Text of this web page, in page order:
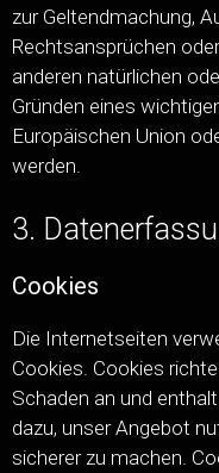
zur Geltendmachung,
Rechtsansprüchen
anderen natürlichen
Gründen eines
Europäischen Union
werden.
3.
Cookies
Die Internetseiten
Cookies. Cookies
Schaden an und
dazu, unser Angebot
sicherer zu machen.